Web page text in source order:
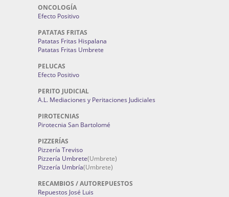
ONCOLOGÍA
Efecto Positivo
PATATAS FRITAS
Patatas Fritas Hispalana
Patatas Fritas Umbrete
PELUCAS
Efecto Positivo
PERITO JUDICIAL
A.L. Mediaciones y Peritaciones Judiciales
PIROTECNIAS
Pirotecnia San Bartolomé
PIZZERÍAS
Pizzería Treviso
Pizzería Umbrete(Umbrete)
Pizzería Umbría(Umbrete)
RECAMBIOS / AUTOREPUESTOS
Repuestos José Luis